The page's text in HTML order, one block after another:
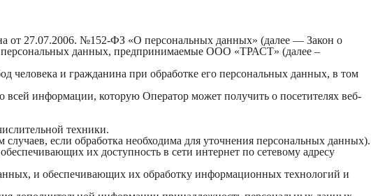
от 27.07.2006. №152-ФЗ «О персональных данных» (далее — Закон о
персональных данных, предпринимаемые ООО «ТРАСТ» (далее –
человека и гражданина при обработке его персональных данных, в том
информации, которую Оператор может получить о посетителях веб-
техники.
если обработка необходима для уточнения персональных данных).
их доступность в сети интернет по сетевому адресу
и обеспечивающих их обработку информационных технологий и